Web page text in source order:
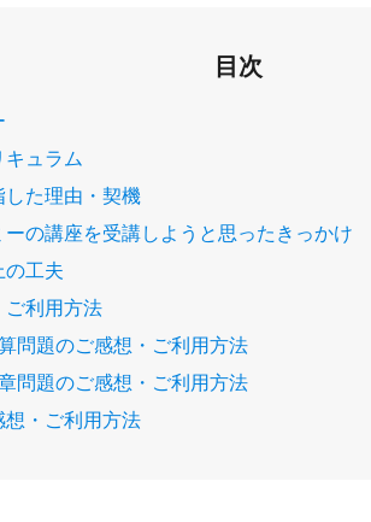
目次
ュラム
た理由・契機
の講座を受講しようと思ったきっかけ
の工夫
ご利用方法
問題のご感想・ご利用方法
問題のご感想・ご利用方法
・ご利用方法